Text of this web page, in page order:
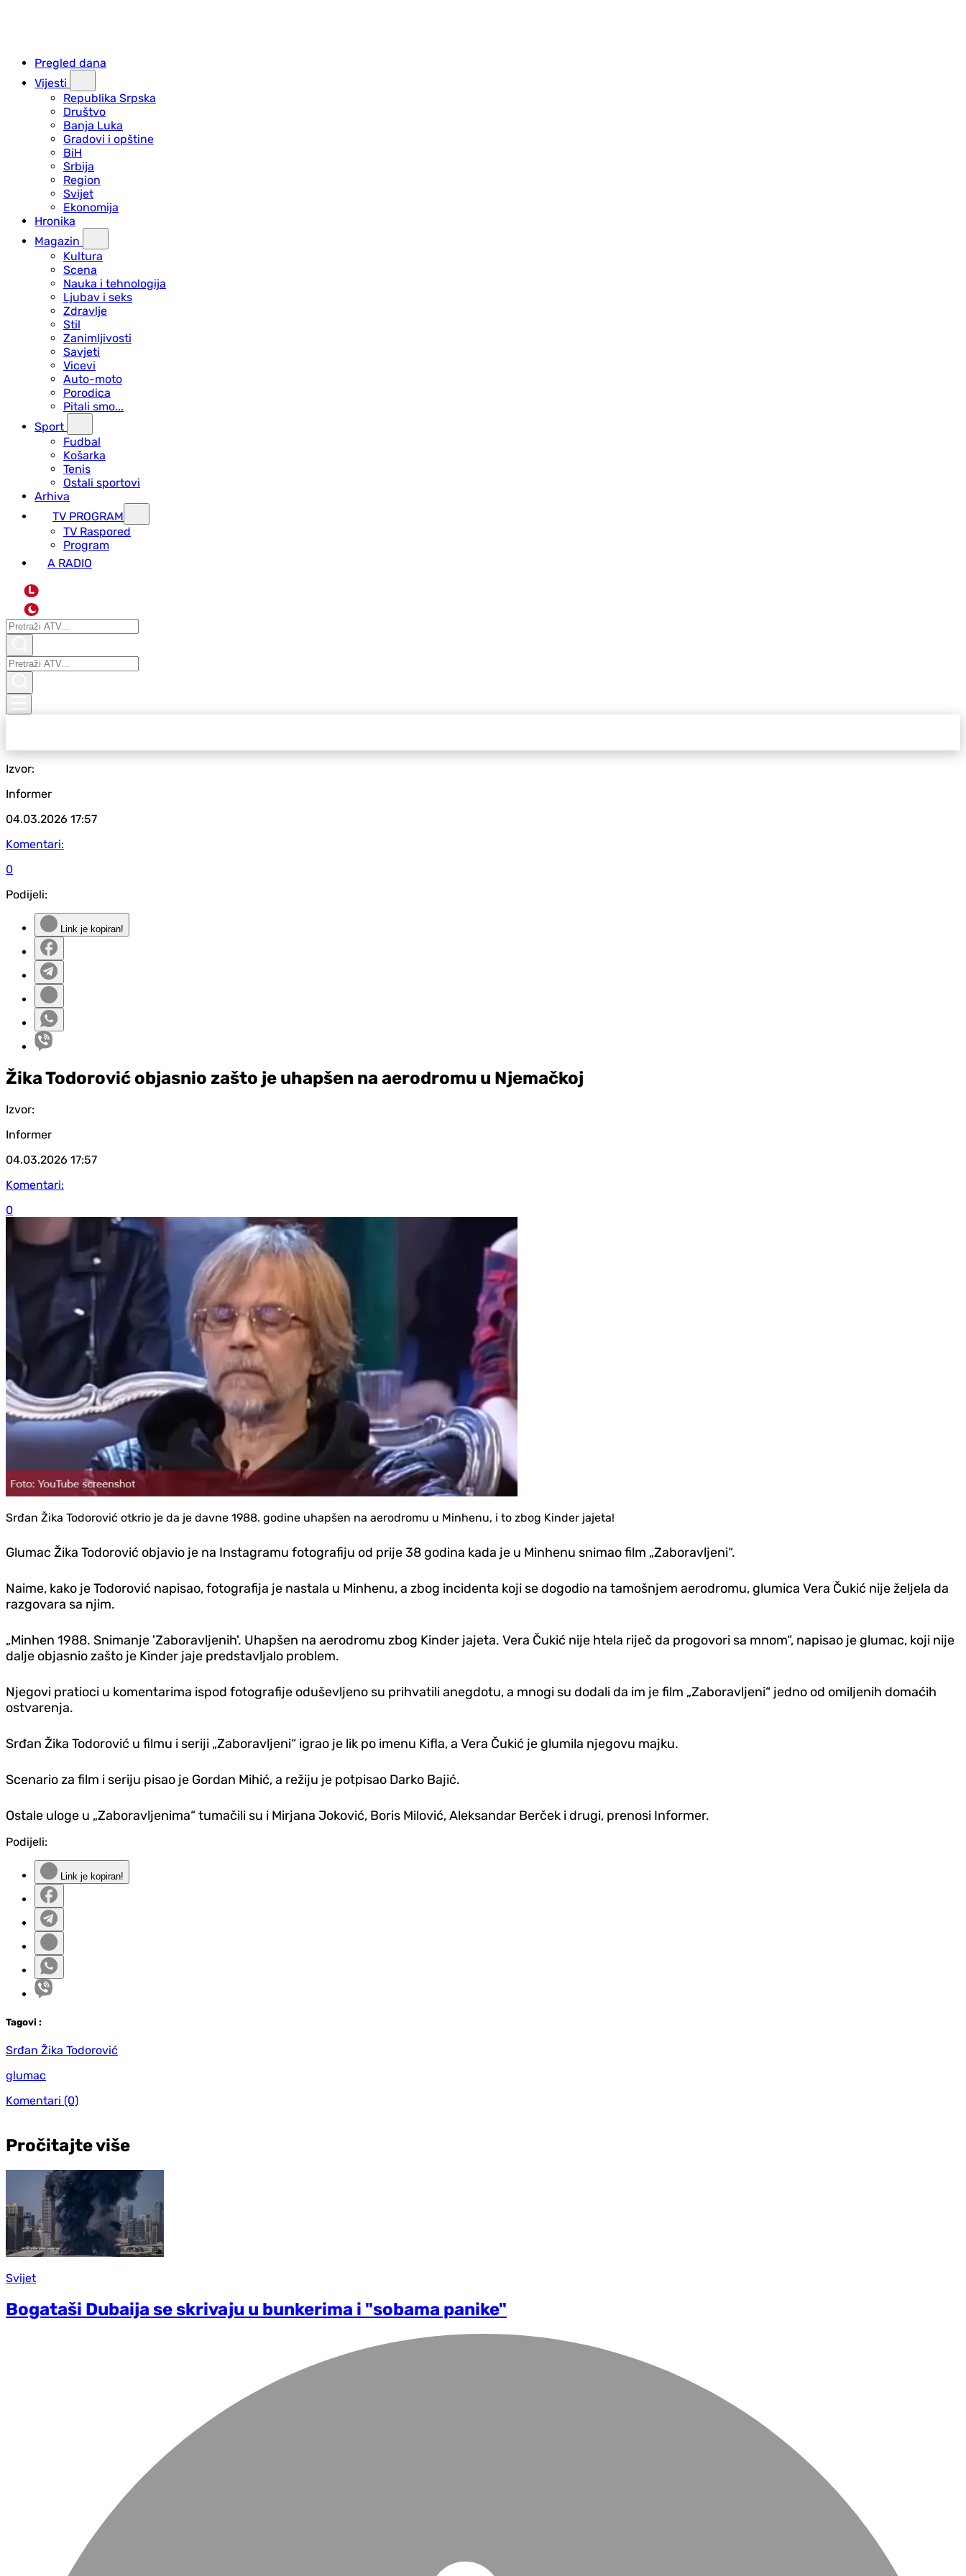
Pregled dana
Vijesti
Republika Srpska
Društvo
Banja Luka
Gradovi i opštine
BiH
Srbija
Region
Svijet
Ekonomija
Hronika
Magazin
Kultura
Scena
Nauka i tehnologija
Ljubav i seks
Zdravlje
Stil
Zanimljivosti
Savjeti
Vicevi
Auto-moto
Porodica
Pitali smo...
Sport
Fudbal
Košarka
Tenis
Ostali sportovi
Arhiva
TV PROGRAM
ТV Raspored
Program
A RADIO
L
Izvor:
Informer
04.03.2026 17:57
Komentari:
0
Podijeli:
Link je kopiran!
Žika Todorović objasnio zašto je uhapšen na aerodromu u Njemačkoj
Izvor:
Informer
04.03.2026 17:57
Komentari:
0
Srđan Žika Todorović otkrio je da je davne 1988. godine uhapšen na aerodromu u Minhenu, i to zbog Kinder jajeta!
Glumac Žika Todorović objavio je na Instagramu fotografiju od prije 38 godina kada je u Minhenu snimao film „Zaboravljeni“.
Naime, kako je Todorović napisao, fotografija je nastala u Minhenu, a zbog incidenta koji se dogodio na tamošnjem aerodromu, glumica Vera Čukić nije željela da
razgovara sa njim.
„Minhen 1988. Snimanje 'Zaboravljenih'. Uhapšen na aerodromu zbog Kinder jajeta. Vera Čukić nije htela riječ da progovori sa mnom“, napisao je glumac, koji nije
dalje objasnio zašto je Kinder jaje predstavljalo problem.
Njegovi pratioci u komentarima ispod fotografije oduševljeno su prihvatili anegdotu, a mnogi su dodali da im je film „Zaboravljeni“ jedno od omiljenih domaćih
ostvarenja.
Srđan Žika Todorović u filmu i seriji „Zaboravljeni“ igrao je lik po imenu Kifla, a Vera Čukić je glumila njegovu majku.
Scenario za film i seriju pisao je Gordan Mihić, a režiju je potpisao Darko Bajić.
Ostale uloge u „Zaboravljenima“ tumačili su i Mirjana Joković, Boris Milović, Aleksandar Berček i drugi, prenosi Informer.
Podijeli:
Link je kopiran!
Tagovi :
Srđan Žika Todorović
glumac
Komentari (0)
Pročitajte više
Svijet
Bogataši Dubaija se skrivaju u bunkerima i "sobama panike"